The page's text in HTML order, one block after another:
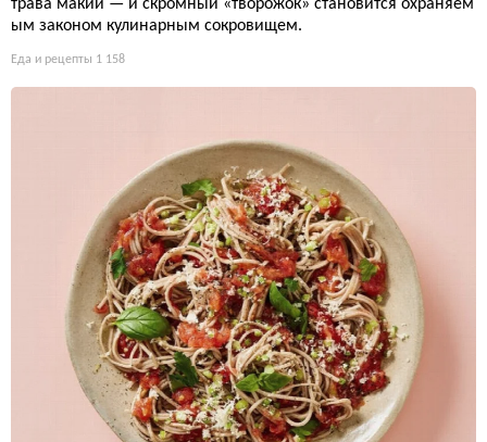
трава макии — и скромный «творожок» становится охраняем
ым законом кулинарным сокровищем.
Еда и рецепты 1 158